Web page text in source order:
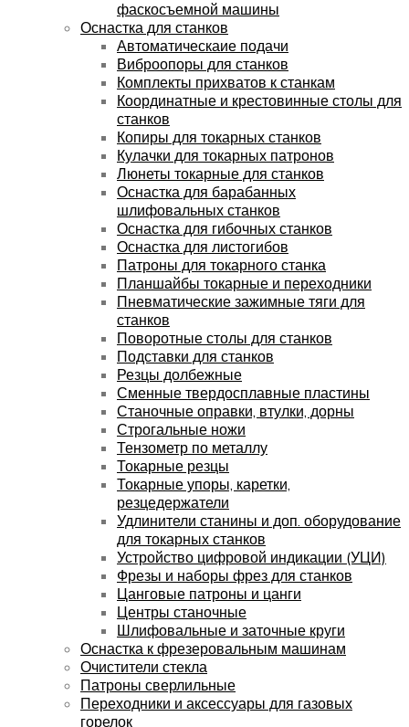
фаскосъемной машины
Оснастка для станков
Автоматическаие подачи
Виброопоры для станков
Комплекты прихватов к станкам
Координатные и крестовинные столы для
станков
Копиры для токарных станков
Кулачки для токарных патронов
Люнеты токарные для станков
Оснастка для барабанных
шлифовальных станков
Оснастка для гибочных станков
Оснастка для листогибов
Патроны для токарного станка
Планшайбы токарные и переходники
Пневматические зажимные тяги для
станков
Поворотные столы для станков
Подставки для станков
Резцы долбежные
Сменные твердосплавные пластины
Станочные оправки, втулки, дорны
Строгальные ножи
Тензометр по металлу
Токарные резцы
Токарные упоры, каретки,
резцедержатели
Удлинители станины и доп. оборудование
для токарных станков
Устройство цифровой индикации (УЦИ)
Фрезы и наборы фрез для станков
Цанговые патроны и цанги
Центры станочные
Шлифовальные и заточные круги
Оснастка к фрезеровальным машинам
Очистители стекла
Патроны сверлильные
Переходники и аксессуары для газовых
горелок